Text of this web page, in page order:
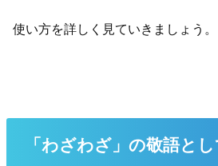
使い方を詳しく見ていきましょう。
「わざわざ」の敬語と